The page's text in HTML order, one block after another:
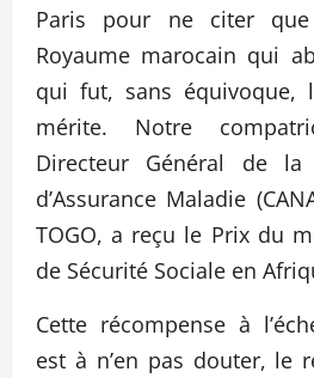
Paris pour ne citer que
Royaume marocain qui
qui fut, sans équivoque,
mérite. Notre
Directeur Général de la
d’Assurance Maladie
TOGO, a reçu le Prix du
de Sécurité Sociale en
Cette récompense à
est à n’en pas douter, le